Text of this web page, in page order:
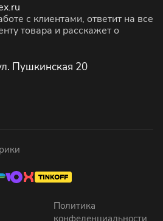
с клиентами, ответит на все
товара и расскажет о
Пушкинская 20
Политика